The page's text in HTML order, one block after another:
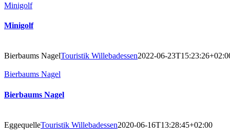
Minigolf
Minigolf
Bierbaums NagelTouristik Willebadessen2022-06-
Bierbaums Nagel
Bierbaums Nagel
EggequelleTouristik Willebadessen2020-06-16T13:28:45+02:00